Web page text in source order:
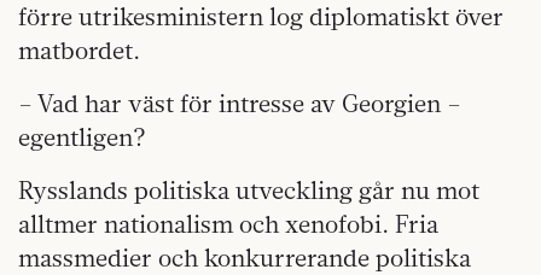
förre utrikesministern log diplomatiskt över
matbordet.
– Vad har väst för intresse av Georgien –
egentligen?
Rysslands politiska utveckling går nu mot
alltmer nationalism och xenofobi. Fria
massmedier och konkurrerande politiska